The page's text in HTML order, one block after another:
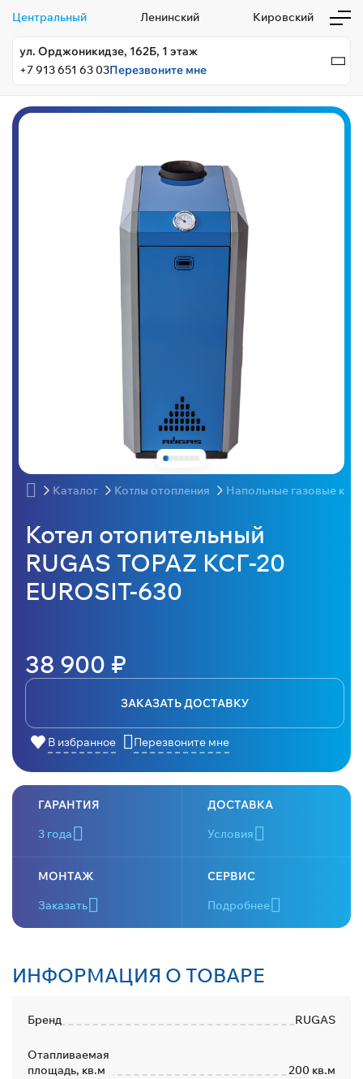
Центральный Ленинский Кировский
ул. Орджоникидзе, 162Б, 1 этаж
+7 913 651 63 03Перезвоните мне
Каталог Котлы отопления Напольные газовые
Котел отопительный
RUGAS TOPAZ КСГ-20
EUROSIT-630
38 900 ₽
ЗАКАЗАТЬ ДОСТАВКУ
В избранное Перезвоните мне
ГАРАНТИЯ
3 года
ДОСТАВКА
Условия
МОНТАЖ
Заказать
СЕРВИС
Подробнее
ИНФОРМАЦИЯ О ТОВАРЕ
Бренд RUGAS
Отапливаемая
площадь, кв.м
200 кв.м